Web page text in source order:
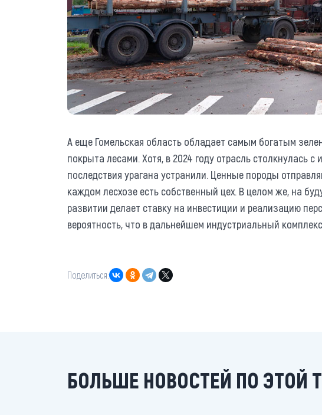
А еще Гомельская область обладает самым богатым
покрыта лесами. Хотя, в 2024 году отрасль столкнулась
последствия урагана устранили. Ценные породы
каждом лесхозе есть собственный цех. В целом же, на
развитии делает ставку на инвестиции и реализацию
вероятность, что в дальнейшем индустриальный
Поделиться:
БОЛЬШЕ НОВОСТЕЙ ПО ЭТОЙ